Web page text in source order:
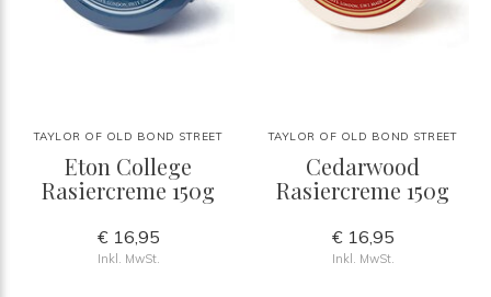
TAYLOR OF OLD BOND STREET
Eton College
Rasiercreme 150g
€ 16,95
Inkl. MwSt.
TAYLOR OF OLD BOND STREET
Cedarwood
Rasiercreme 150g
€ 16,95
Inkl. MwSt.